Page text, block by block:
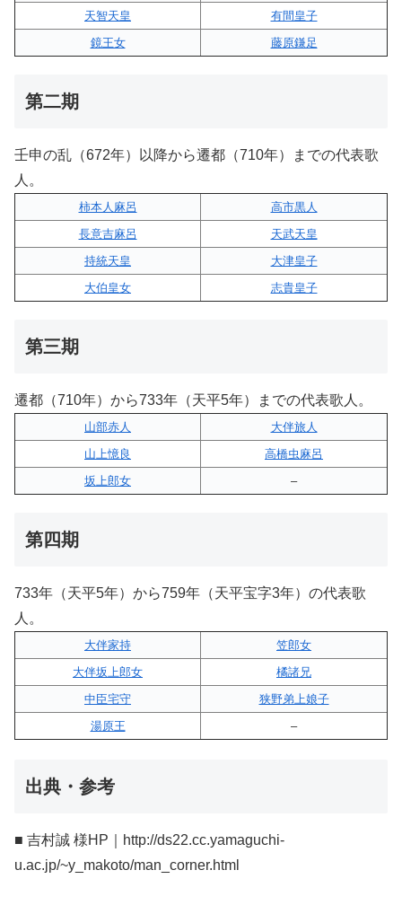
天智天皇
有間皇子
鏡王女
藤原鎌足
第二期
壬申の乱（672年）以降から遷都（710年）までの代表歌
人。
柿本人麻呂
高市黒人
長意吉麻呂
天武天皇
持統天皇
大津皇子
大伯皇女
志貴皇子
第三期
遷都（710年）から733年（天平5年）までの代表歌人。
山部赤人
大伴旅人
山上憶良
高橋虫麻呂
坂上郎女
–
第四期
733年（天平5年）から759年（天平宝字3年）の代表歌
人。
大伴家持
笠郎女
大伴坂上郎女
橘諸兄
中臣宅守
狭野弟上娘子
湯原王
–
出典・参考
■ 吉村誠 様HP｜http://ds22.cc.yamaguchi-
u.ac.jp/~y_makoto/man_corner.html